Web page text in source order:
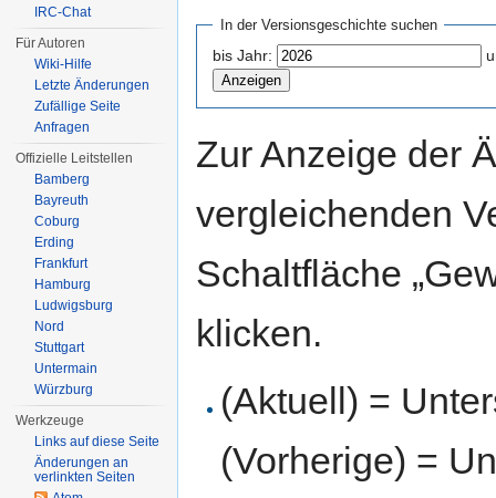
In der Versionsgeschichte suchen
bis Jahr:
Zur Anzeige der
vergleichenden
Schaltfläche
klicken.
(Aktuell) =
(Vorherige) =
IRC-Chat
Für Autoren
Wiki-Hilfe
Letzte Änderungen
Zufällige Seite
Anfragen
Offizielle Leitstellen
Bamberg
Bayreuth
Coburg
Erding
Frankfurt
Hamburg
Ludwigsburg
Nord
Stuttgart
Untermain
Würzburg
Werkzeuge
Links auf diese Seite
Änderungen an
verlinkten Seiten